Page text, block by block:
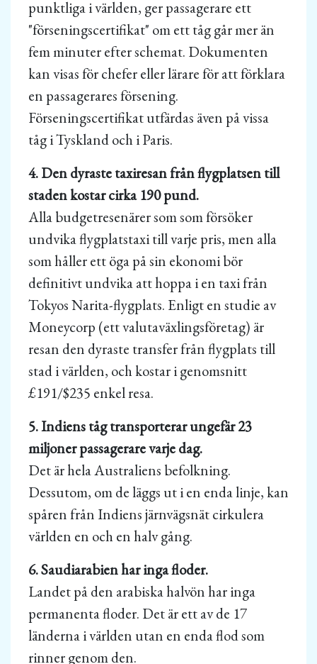
punktliga i världen, ger passagerare ett
"förseningscertifikat" om ett tåg går mer än
fem minuter efter schemat. Dokumenten
kan visas för chefer eller lärare för att förklara
en passagerares försening.
Förseningscertifikat utfärdas även på vissa
tåg i Tyskland och i Paris.
4. Den dyraste taxiresan från flygplatsen till
staden kostar cirka 190 pund.
Alla budgetresenärer som som försöker
undvika flygplatstaxi till varje pris, men alla
som håller ett öga på sin ekonomi bör
definitivt undvika att hoppa i en taxi från
Tokyos Narita-flygplats. Enligt en studie av
Moneycorp (ett valutaväxlingsföretag) är
resan den dyraste transfer från flygplats till
stad i världen, och kostar i genomsnitt
£191/$235 enkel resa.
5. Indiens tåg transporterar ungefär 23
miljoner passagerare varje dag.
Det är hela Australiens befolkning.
Dessutom, om de läggs ut i en enda linje, kan
spåren från Indiens järnvägsnät cirkulera
världen en och en halv gång.
6. Saudiarabien har inga floder.
Landet på den arabiska halvön har inga
permanenta floder. Det är ett av de 17
länderna i världen utan en enda flod som
rinner genom den.